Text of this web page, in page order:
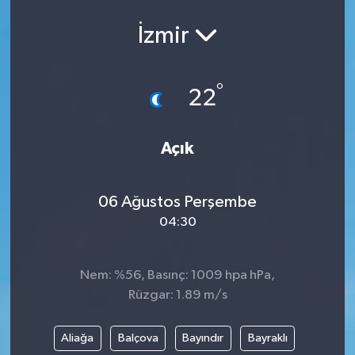
İzmir
22°
Açık
06 Ağustos Perşembe
04:30
Nem: %56, Basınç: 1009 hpa hPa,
Rüzgar: 1.89 m/s
Aliağa Balçova Bayındır Bayraklı
İlçe Haberleri
Kültür & Sanat